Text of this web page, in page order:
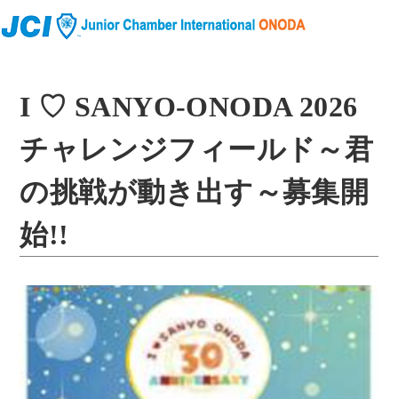
I ♡ SANYO-ONODA 2026
チャレンジフィールド～君
の挑戦が動き出す～募集開
始!!